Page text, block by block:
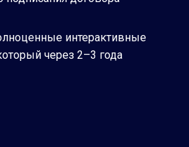
интерактивные
через 2–3 года